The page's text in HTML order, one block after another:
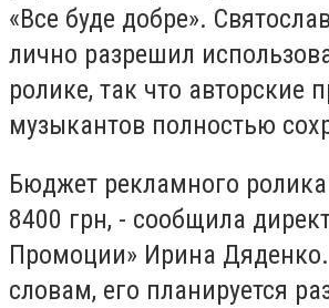
«Все буде добре».
лично разрешил
ролике, так что авторские
музыкантов полностью
Бюджет рекламного ролика
8400 грн, - сообщила
Промоции» Ирина
словам, его планируется